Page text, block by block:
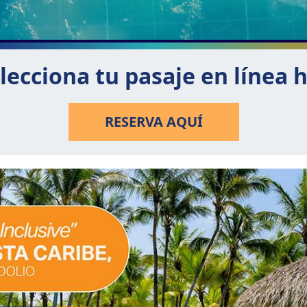
tu pasaje en línea
RESERVA AQUÍ